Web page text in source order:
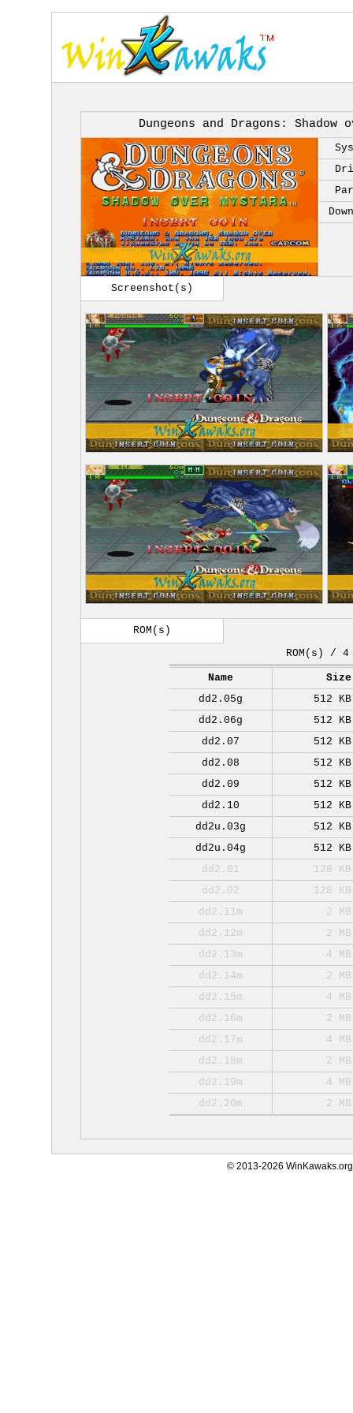
Dungeons and Dragons: Shadow
Screenshot(s)
ROM(s)
ROM(s) / 4
Name
Size
dd2.05g
512 KB
dd2.06g
512 KB
dd2.07
512 KB
dd2.08
512 KB
dd2.09
512 KB
dd2.10
512 KB
dd2u.03g
512 KB
dd2u.04g
512 KB
dd2.01
128 KB
dd2.02
128 KB
dd2.11m
2 MB
dd2.12m
2 MB
dd2.13m
4 MB
dd2.14m
2 MB
dd2.15m
4 MB
dd2.16m
2 MB
dd2.17m
4 MB
dd2.18m
2 MB
dd2.19m
4 MB
dd2.20m
2 MB
© 2013-2026